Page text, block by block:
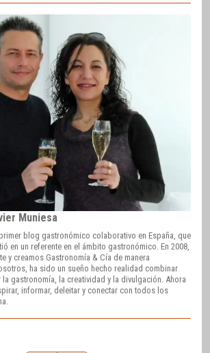
Muniesa
blog gastronómico colaborativo en España, que
en un referente en el ámbito gastronómico. En 2008,
y creamos Gastronomía & Cía de manera
ha sido un sueño hecho realidad combinar
gastronomía, la creatividad y la divulgación. Ahora
informar, deleitar y conectar con todos los